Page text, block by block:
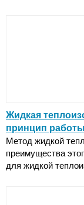
Жидкая
принцип работы
Метод жидкой
преимущества
для жидкой